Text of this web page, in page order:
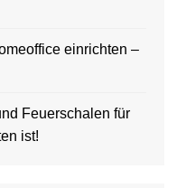
einrichten –
Feuerschalen für
ist!